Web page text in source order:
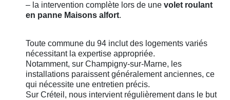
– la intervention complète lors de une volet roulant
en panne Maisons alfort.
Toute commune du 94 inclut des logements variés
nécessitant la expertise appropriée.
Notamment, sur Champigny-sur-Marne, les
installations paraissent généralement anciennes, ce
qui nécessite une entretien précis.
Sur Créteil, nous intervient régulièrement dans le but